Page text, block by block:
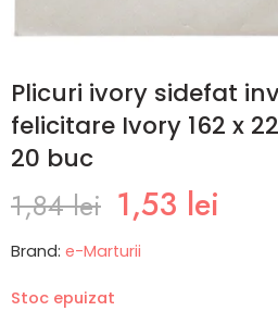
Plicuri ivory sidefat
felicitare Ivory 162 x
20 buc
1,84lei 1,53 lei
Brand: e-Marturii
Stoc epuizat